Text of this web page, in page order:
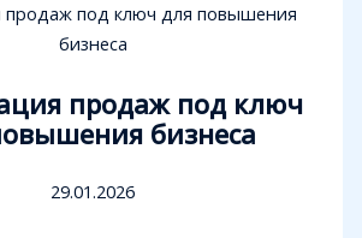
продаж под ключ для повышения
бизнеса
продаж под ключ
бизнеса
29.01.2026